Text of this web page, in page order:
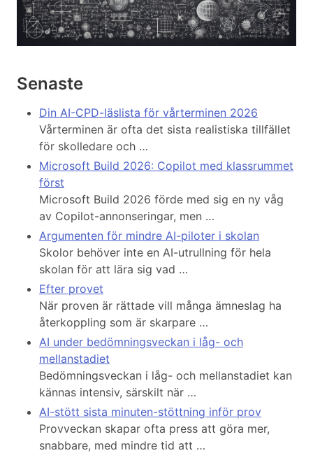
Senaste
Din AI-CPD-läslista för vårterminen 2026
Vårterminen är ofta det sista realistiska tillfället
för skolledare och …
Microsoft Build 2026: Copilot med klassrummet
först
Microsoft Build 2026 förde med sig en ny våg
av Copilot-annonseringar, men …
Argumenten för mindre AI-piloter i skolan
Skolor behöver inte en AI-utrullning för hela
skolan för att lära sig vad …
Efter provet
När proven är rättade vill många ämneslag ha
återkoppling som är skarpare …
AI under bedömningsveckan i låg- och
mellanstadiet
Bedömningsveckan i låg- och mellanstadiet kan
kännas intensiv, särskilt när …
AI-stött sista minuten-stöttning inför prov
Provveckan skapar ofta press att göra mer,
snabbare, med mindre tid att …